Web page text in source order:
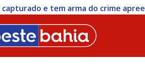
e tem arma do crime